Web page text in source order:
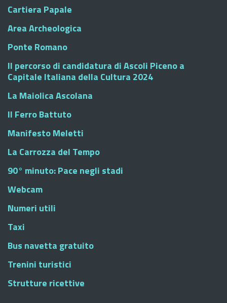
Cartiera Papale
Area Archeologica
Ponte Romano
Il percorso di candidatura di Ascoli Piceno a
Capitale Italiana della Cultura 2024
La Maiolica Ascolana
Il Ferro Battuto
Manifesto Meletti
La Carrozza del Tempo
90° minuto: Pace negli stadi
Webcam
Numeri utili
Taxi
Bus navetta gratuito
Trenini turistici
Strutture ricettive